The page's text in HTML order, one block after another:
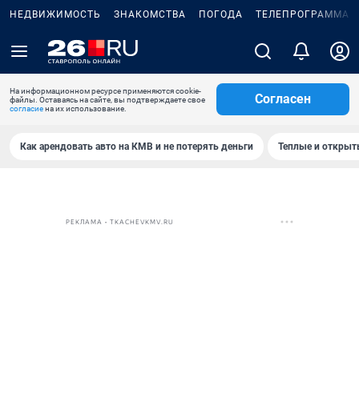
НЕДВИЖИМОСТЬ ЗНАКОМСТВА ПОГОДА ТЕЛЕПРОГРАММА
На информационном ресурсе применяются cookie-
файлы. Оставаясь на сайте, вы подтверждаете свое
согласиена их использование.
Согласен
Как арендовать авто на КМВ и не потерять деньги Теплые и
РЕКЛАМА • TKACHEVKMV.RU